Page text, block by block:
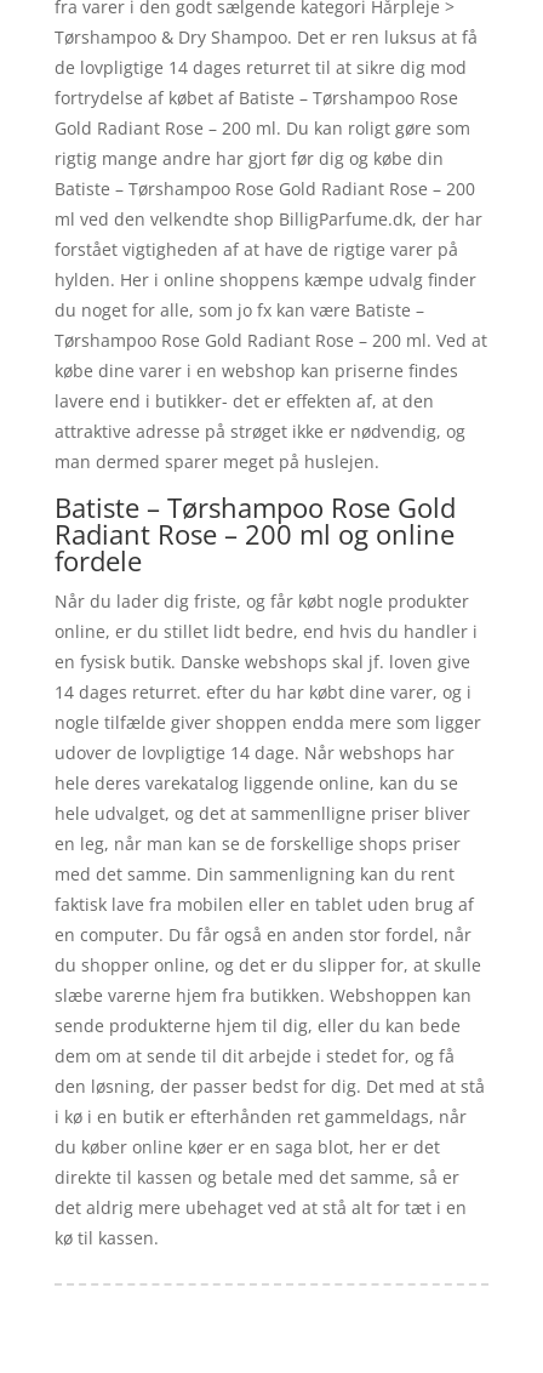
fra varer i den godt sælgende kategori Hårpleje >
Tørshampoo & Dry Shampoo. Det er ren luksus at få
de lovpligtige 14 dages returret til at sikre dig mod
fortrydelse af købet af Batiste – Tørshampoo Rose
Gold Radiant Rose – 200 ml. Du kan roligt gøre som
rigtig mange andre har gjort før dig og købe din
Batiste – Tørshampoo Rose Gold Radiant Rose – 200
ml ved den velkendte shop BilligParfume.dk, der har
forstået vigtigheden af at have de rigtige varer på
hylden. Her i online shoppens kæmpe udvalg finder
du noget for alle, som jo fx kan være Batiste –
Tørshampoo Rose Gold Radiant Rose – 200 ml. Ved at
købe dine varer i en webshop kan priserne findes
lavere end i butikker- det er effekten af, at den
attraktive adresse på strøget ikke er nødvendig, og
man dermed sparer meget på huslejen.
Batiste – Tørshampoo Rose Gold
Radiant Rose – 200 ml og online
fordele
Når du lader dig friste, og får købt nogle produkter
online, er du stillet lidt bedre, end hvis du handler i
en fysisk butik. Danske webshops skal jf. loven give
14 dages returret. efter du har købt dine varer, og i
nogle tilfælde giver shoppen endda mere som ligger
udover de lovpligtige 14 dage. Når webshops har
hele deres varekatalog liggende online, kan du se
hele udvalget, og det at sammenlligne priser bliver
en leg, når man kan se de forskellige shops priser
med det samme. Din sammenligning kan du rent
faktisk lave fra mobilen eller en tablet uden brug af
en computer. Du får også en anden stor fordel, når
du shopper online, og det er du slipper for, at skulle
slæbe varerne hjem fra butikken. Webshoppen kan
sende produkterne hjem til dig, eller du kan bede
dem om at sende til dit arbejde i stedet for, og få
den løsning, der passer bedst for dig. Det med at stå
i kø i en butik er efterhånden ret gammeldags, når
du køber online køer er en saga blot, her er det
direkte til kassen og betale med det samme, så er
det aldrig mere ubehaget ved at stå alt for tæt i en
kø til kassen.